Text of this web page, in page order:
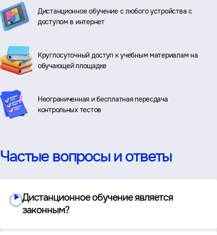
Дистанционное обучение с любого устройства с
доступом в интернет
Круглосуточный доступ к учебным материалам на
обучающей площадке
Неограниченная и бесплатная пересдача
контрольных тестов
Частые вопросы и ответы
Дистанционное обучение является
законным?